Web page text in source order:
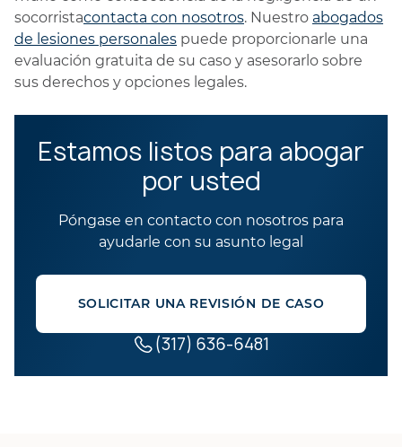
socorristacontacta con nosotros. Nuestro abogados
de lesiones personales puede proporcionarle una
evaluación gratuita de su caso y asesorarlo sobre
sus derechos y opciones legales.
Estamos listos para abogar
por usted
Póngase en contacto con nosotros para
ayudarle con su asunto legal
SOLICITAR UNA REVISIÓN DE CASO
(317) 636-6481